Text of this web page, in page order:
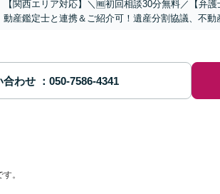
【関西エリア対応】＼🆓初回相談30分無料／【弁
動産鑑定士と連携＆ご紹介可！遺産分割協議、不
合わせ
。